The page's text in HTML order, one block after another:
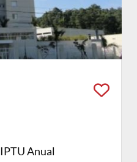
IPTU Anual